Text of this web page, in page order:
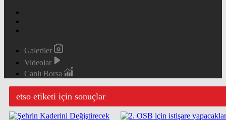
Galeriler
Videolar
Canlı Borsa
etso etiketi için sonuçlar